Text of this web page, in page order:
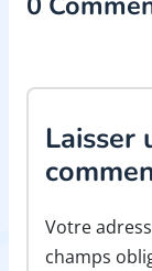
Laisser
Votre
champs